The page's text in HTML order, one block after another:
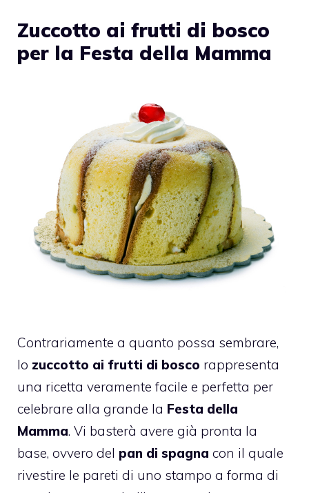
Zuccotto ai frutti di bosco
per la Festa della Mamma
Contrariamente a quanto possa sembrare,
lo zuccotto ai frutti di bosco rappresenta
una ricetta veramente facile e perfetta per
celebrare alla grande la Festa della
Mamma. Vi basterà avere già pronta la
base, ovvero del pan di spagna con il quale
rivestire le pareti di uno stampo a forma di